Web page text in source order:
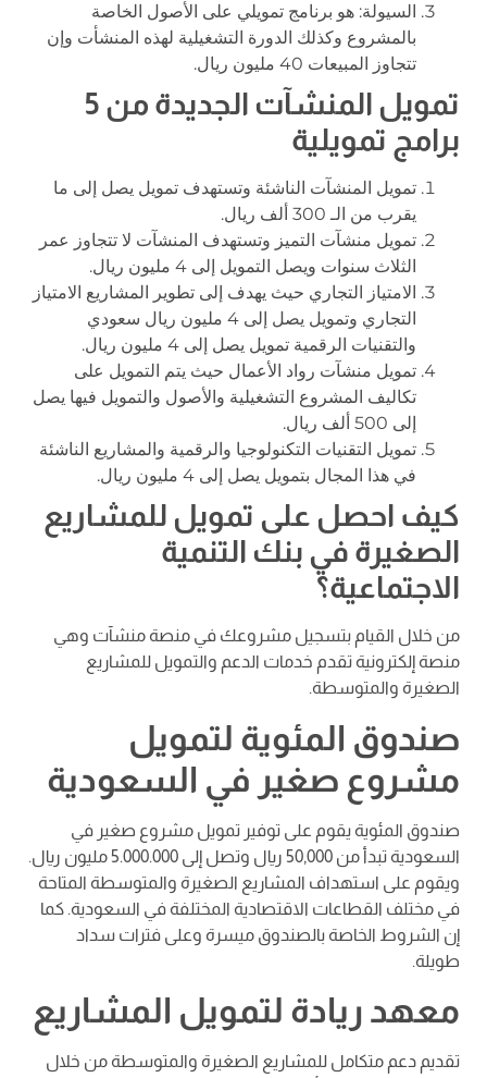
السيولة: هو برنامج تمويلي على الأصول الخاصة
بالمشروع وكذلك الدورة التشغيلية لهذه المنشأت وإن
تتجاوز المبيعات 40 مليون ريال.
تمويل المنشآت الجديدة من 5
برامج تمويلية
تمويل المنشآت الناشئة وتستهدف تمويل يصل إلى ما
يقرب من الـ 300 ألف ريال.
تمويل منشآت التميز وتستهدف المنشآت لا تتجاوز عمر
الثلاث سنوات ويصل التمويل إلى 4 مليون ريال.
الامتياز التجاري حيث يهدف إلى تطوير المشاريع الامتياز
التجاري وتمويل يصل إلى 4 مليون ريال سعودي
والتقنيات الرقمية تمويل يصل إلى 4 مليون ريال.
تمويل منشآت رواد الأعمال حيث يتم التمويل على
تكاليف المشروع التشغيلية والأصول والتمويل فيها يصل
إلى 500 ألف ريال.
تمويل التقنيات التكنولوجيا والرقمية والمشاريع الناشئة
في هذا المجال بتمويل يصل إلى 4 مليون ريال.
كيف احصل على تمويل للمشاريع
الصغيرة في بنك التنمية
الاجتماعية؟
من خلال القيام بتسجيل مشروعك في منصة منشآت وهي
منصة إلكترونية تقدم خدمات الدعم والتمويل للمشاريع
الصغيرة والمتوسطة.
صندوق المئوية لتمويل
مشروع صغير في السعودية
صندوق المئوية يقوم على توفير تمويل مشروع صغير في
السعودية تبدأ من 50,000 ريال وتصل إلى 5.000.000 مليون ريال.
ويقوم على استهداف المشاريع الصغيرة والمتوسطة المتاحة
في مختلف القطاعات الاقتصادية المختلفة في السعودية. كما
إن الشروط الخاصة بالصندوق ميسرة وعلى فترات سداد
طويلة.
معهد ريادة لتمويل المشاريع
تقديم دعم متكامل للمشاريع الصغيرة والمتوسطة من خلال